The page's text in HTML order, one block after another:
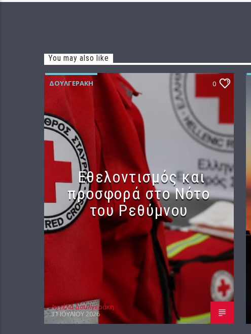
You may also like
ΔΟΥΛΓΕΡΆΚΗ 0
Εθελοντισμός και
προσφορά στο Νότο
του Ρεθύμνου
Αγγέλα Δουλγεράκη
31 ΙΟΥΛΊΟΥ 2026